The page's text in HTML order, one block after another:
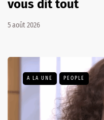
vous dit tout
5 août 2026
A LA UNE PEOPLE